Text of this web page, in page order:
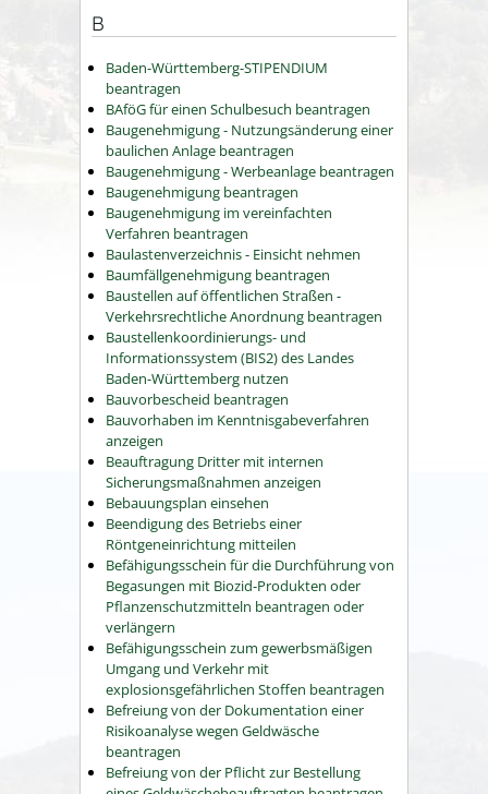
B
Baden-Württemberg-STIPENDIUM
beantragen
BAföG für einen Schulbesuch beantragen
Baugenehmigung - Nutzungsänderung einer
baulichen Anlage beantragen
Baugenehmigung - Werbeanlage beantragen
Baugenehmigung beantragen
Baugenehmigung im vereinfachten
Verfahren beantragen
Baulastenverzeichnis - Einsicht nehmen
Baumfällgenehmigung beantragen
Baustellen auf öffentlichen Straßen -
Verkehrsrechtliche Anordnung beantragen
Baustellenkoordinierungs- und
Informationssystem (BIS2) des Landes
Baden-Württemberg nutzen
Bauvorbescheid beantragen
Bauvorhaben im Kenntnisgabeverfahren
anzeigen
Beauftragung Dritter mit internen
Sicherungsmaßnahmen anzeigen
Bebauungsplan einsehen
Beendigung des Betriebs einer
Röntgeneinrichtung mitteilen
Befähigungsschein für die Durchführung von
Begasungen mit Biozid-Produkten oder
Pflanzenschutzmitteln beantragen oder
verlängern
Befähigungsschein zum gewerbsmäßigen
Umgang und Verkehr mit
explosionsgefährlichen Stoffen beantragen
Befreiung von der Dokumentation einer
Risikoanalyse wegen Geldwäsche
beantragen
Befreiung von der Pflicht zur Bestellung